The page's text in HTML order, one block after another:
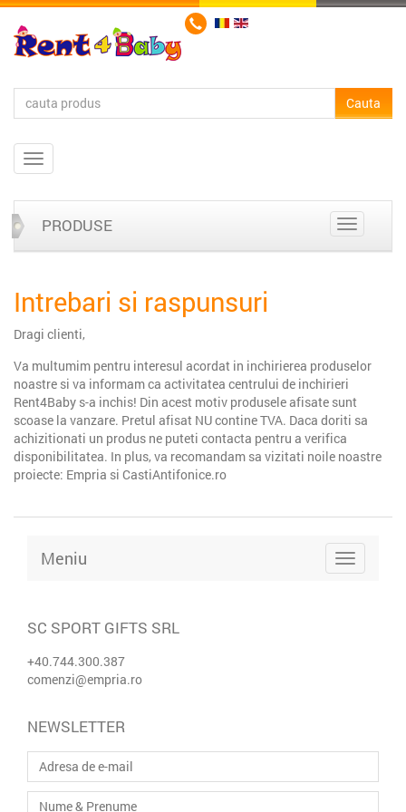
PRODUSE
Intrebari si raspunsuri
Dragi clienti,
Va multumim pentru interesul acordat in inchirierea produselor
noastre si va informam ca activitatea centrului de inchirieri
Rent4Baby s-a inchis! Din acest motiv produsele afisate sunt
scoase la vanzare. Pretul afisat NU contine TVA. Daca doriti sa
achizitionati un produs ne puteti contacta pentru a verifica
disponibilitatea. In plus, va recomandam sa vizitati noile noastre
proiecte: Empria si CastiAntifonice.ro
Meniu
SC SPORT GIFTS SRL
+40.744.300.387
comenzi@empria.ro
NEWSLETTER